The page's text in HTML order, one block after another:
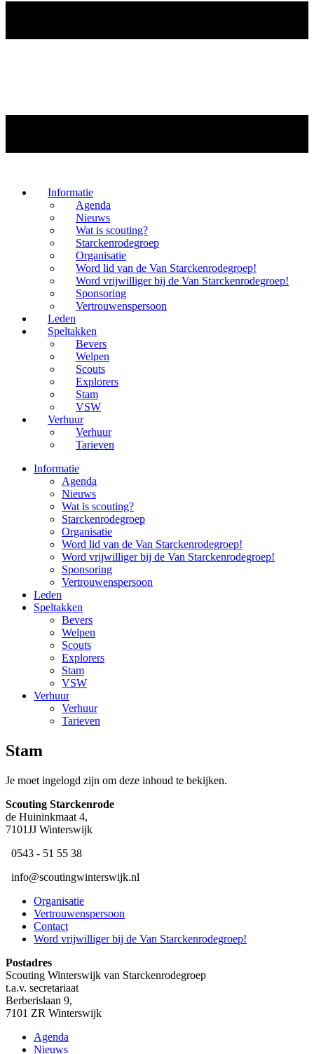
Informatie
Agenda
Nieuws
Wat is scouting?
Starckenrodegroep
Organisatie
Word lid van de Van Starckenrodegroep!
Word vrijwilliger bij de Van Starckenrodegroep!
Sponsoring
Vertrouwenspersoon
Leden
Speltakken
Bevers
Welpen
Scouts
Explorers
Stam
VSW
Verhuur
Verhuur
Tarieven
Informatie
Agenda
Nieuws
Wat is scouting?
Starckenrodegroep
Organisatie
Word lid van de Van Starckenrodegroep!
Word vrijwilliger bij de Van Starckenrodegroep!
Sponsoring
Vertrouwenspersoon
Leden
Speltakken
Bevers
Welpen
Scouts
Explorers
Stam
VSW
Verhuur
Verhuur
Tarieven
Stam
Je moet ingelogd zijn om deze inhoud te bekijken.
Scouting ​Starckenrode
de Huininkmaat 4,
7101JJ Winterswijk
​ 0543 - 51 55 38
​ ​info@scoutingwinterswijk.nl
Organisatie
Vertrouwenspersoon
Contact
Word vrijwilliger bij de Van Starckenrodegroep!
Postadres
Scouting Winterswijk van Starckenrodegroep
t.a.v. secretariaat
Berberislaan 9,
7101 ZR Winterswijk
Agenda
Nieuws